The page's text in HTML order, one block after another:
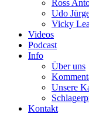
Ross
Udo
Vicky
Videos
Podcast
Info
Über uns
Unsere
Kontakt